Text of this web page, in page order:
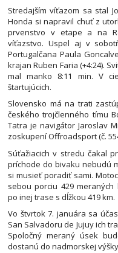
Stredajším víťazom sa stal
Honda si napravil chuť z
prvenstvo v etape a na
víťazstvo. Uspel aj v
Portugalčana Paula
krajan Ruben Faria (+4:24).
mal manko 8:11 min. V
štartujúcich.
Slovensko má na trati
českého trojčlenného tímu
Tatra je navigátor Jaroslav
zoskupení Offroadsport (č.
Súťažiacich v stredu čakal
príchode do bivaku nebudú
si musieť poradiť sami.
sebou porciu 429
po inej trase s dĺžkou 419 km.
Vo štvrtok 7. januára sa
San Salvadoru de Jujuy ich
Spoločný meraný úsek
dostanú do nadmorskej výšky